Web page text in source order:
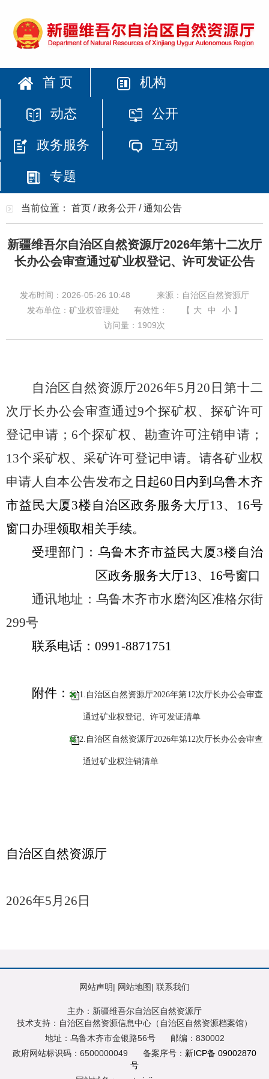
首 页 机构
动态 公开
政务服务 互动
专题
当前位置： 首页 /政务公开 /通知公告
新疆维吾尔自治区自然资源厅2026年第十二次厅
长办公会审查通过矿业权登记、许可发证公告
发布时间：2026-05-26 10:48
来源：自治区自然资源厅
发布单位：矿业权管理处
有效性： 【 大 中 小 】
访问量： 1909次
自治区自然资源厅2026年5 月 20 日第十二
次厅长办公会审查通过9个探矿权、探矿许可
登记申请； 6个探矿权、勘查许可注销申请；
13个采矿权、采矿许可登记申请。请各矿业权
申请人自本公告发布之 日起60 日内到乌鲁木齐
市益民大厦3楼自治区政务服务大厅13、 16号
窗口办理领取相关手续。
受理部门：乌鲁木齐市益民大厦3楼自治
区政务服务大厅13、 16号窗口
通讯地址：乌鲁木齐市水磨沟区准格尔街
299号
联系电话： 0991-8871751
附件： 1.自治区自然资源厅2026年第12次厅长办公会审查
通过矿业权登记、许可发证清单
2.自治区自然资源厅2026年第12次厅长办公会审查
通过矿业权注销清单
自治区自然资源厅
2026年5月 26 日
网站声明| 网站地图| 联系我们
主办：新疆维吾尔自治区自然资源厅
技术支持：自治区自然资源信息中心（自治区自然资源档案馆）
地址：乌鲁木齐市金银路56号
邮编：830002
政府网站标识码：6500000049
备案序号： 新ICP备 09002870
号